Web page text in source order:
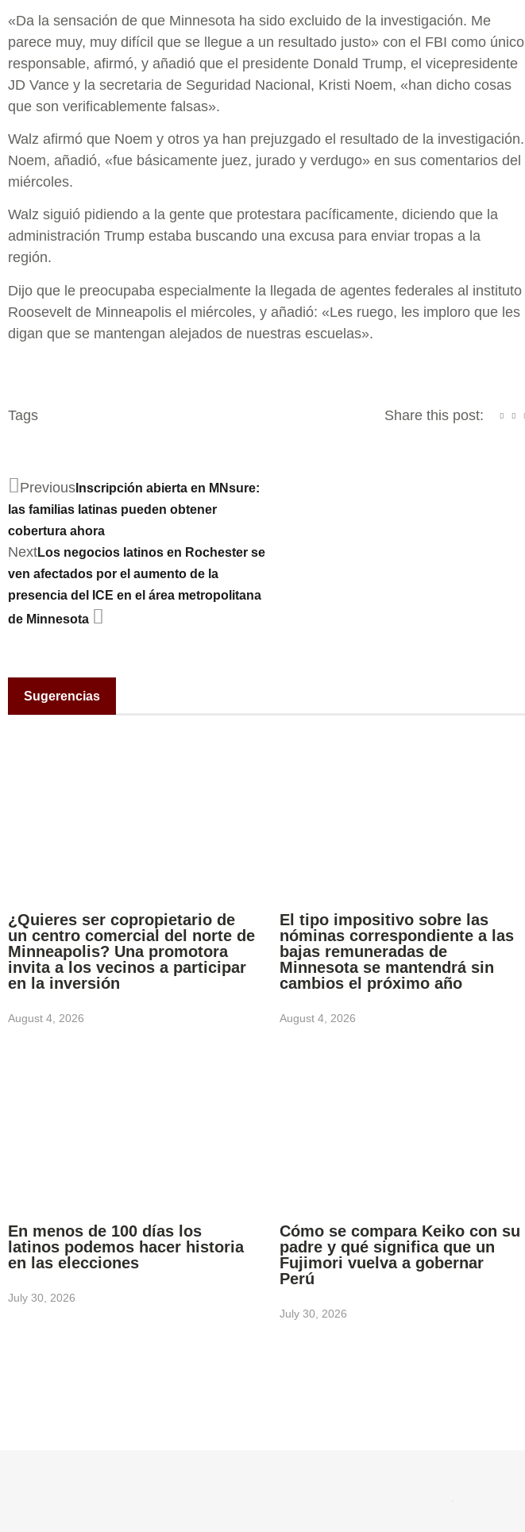
«Da la sensación de que Minnesota ha sido excluido de la investigación. Me
parece muy, muy difícil que se llegue a un resultado justo» con el FBI como único
responsable, afirmó, y añadió que el presidente Donald Trump, el vicepresidente
JD Vance y la secretaria de Seguridad Nacional, Kristi Noem, «han dicho cosas
que son verificablemente falsas».
Walz afirmó que Noem y otros ya han prejuzgado el resultado de la investigación.
Noem, añadió, «fue básicamente juez, jurado y verdugo» en sus comentarios del
miércoles.
Walz siguió pidiendo a la gente que protestara pacíficamente, diciendo que la
administración Trump estaba buscando una excusa para enviar tropas a la
región.
Dijo que le preocupaba especialmente la llegada de agentes federales al instituto
Roosevelt de Minneapolis el miércoles, y añadió: «Les ruego, les imploro que les
digan que se mantengan alejados de nuestras escuelas».
Tags Share this post:
Previous Inscripción abierta en MNsure:
las familias latinas pueden obtener
cobertura ahora
NextLos negocios latinos en Rochester se
ven afectados por el aumento de la
presencia del ICE en el área metropolitana
de Minnesota
Sugerencias
¿Quieres ser copropietario de
un centro comercial del norte de
Minneapolis? Una promotora
invita a los vecinos a participar
en la inversión
August 4, 2026
El tipo impositivo sobre las
nóminas correspondiente a las
bajas remuneradas de
Minnesota se mantendrá sin
cambios el próximo año
August 4, 2026
En menos de 100 días los
latinos podemos hacer historia
en las elecciones
July 30, 2026
Cómo se compara Keiko con su
padre y qué significa que un
Fujimori vuelva a gobernar
Perú
July 30, 2026